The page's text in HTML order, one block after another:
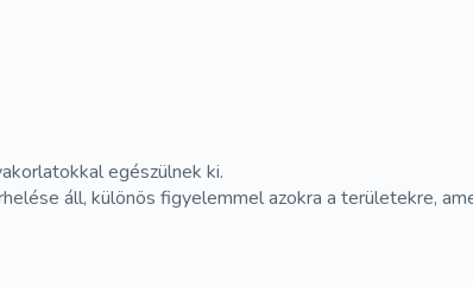
egészülnek ki.
áll, különös figyelemmel azokra a területekre,